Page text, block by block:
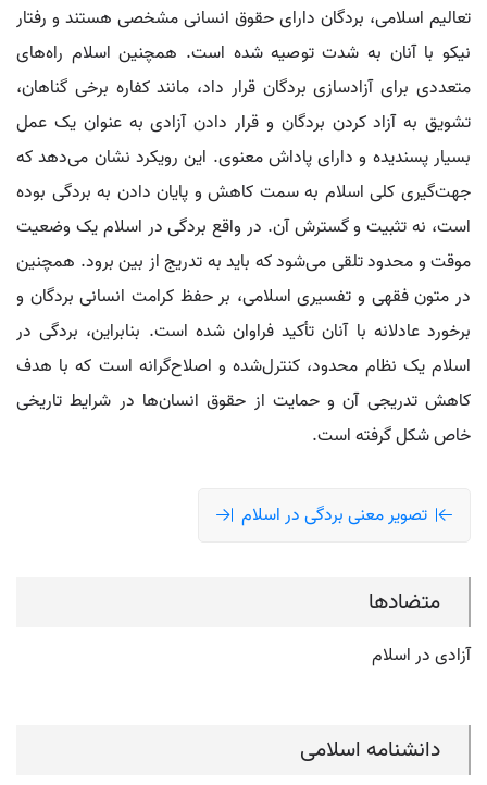
تعالیم اسلامی، بردگان دارای حقوق انسانی مشخصی هستند و رفتار
نیکو با آنان به شدت توصیه شده است. همچنین اسلام راه‌های
متعددی برای آزادسازی بردگان قرار داد، مانند کفاره برخی گناهان،
تشویق به آزاد کردن بردگان و قرار دادن آزادی به عنوان یک عمل
بسیار پسندیده و دارای پاداش معنوی. این رویکرد نشان می‌دهد که
جهت‌گیری کلی اسلام به سمت کاهش و پایان دادن به بردگی بوده
است، نه تثبیت و گسترش آن. در واقع بردگی در اسلام یک وضعیت
موقت و محدود تلقی می‌شود که باید به تدریج از بین برود. همچنین
در متون فقهی و تفسیری اسلامی، بر حفظ کرامت انسانی بردگان و
برخورد عادلانه با آنان تأکید فراوان شده است. بنابراین، بردگی در
اسلام یک نظام محدود، کنترل‌شده و اصلاح‌گرانه است که با هدف
کاهش تدریجی آن و حمایت از حقوق انسان‌ها در شرایط تاریخی
خاص شکل گرفته است.
تصویر معنی بردگی در اسلام
متضادها
آزادی در اسلام
دانشنامه اسلامی